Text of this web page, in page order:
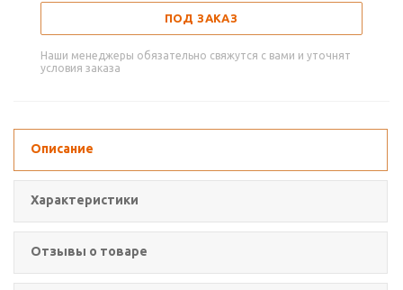
ПОД ЗАКАЗ
Наши менеджеры обязательно свяжутся с вами и уточнят
условия заказа
Описание
Характеристики
Отзывы о товаре